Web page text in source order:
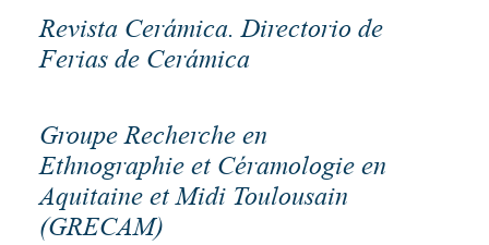
Revista Cerámica. Directorio de
Ferias de Cerámica
Groupe Recherche en
Ethnographie et Céramologie en
Aquitaine et Midi Toulousain
(GRECAM)